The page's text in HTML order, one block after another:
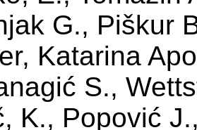
G., Piškur
Katarina
S.,
K., Popović